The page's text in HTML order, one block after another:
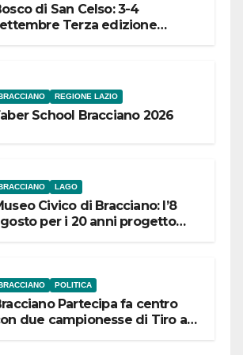
di San Celso: 3-4
Terza edizione
REGIONE LAZIO
School Bracciano 2026
LAGO
Civico di Bracciano: l’8
per i 20 anni progetto
POLITICA
Partecipa fa centro
due campionesse di Tiro a